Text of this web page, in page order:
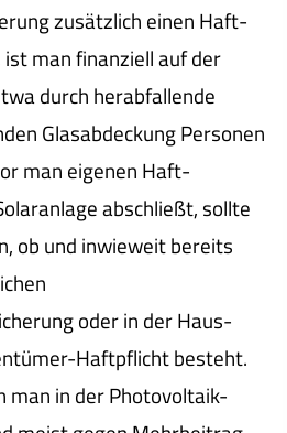
zusätzlich einen Haft­
man finanziell auf der
durch herabfallende
Glasabdeckung Per­sonen
man eigenen Haft­
abschließt, sollte
ob und inwieweit bereits
oder in der Haus-
Haft­pflicht besteht.
man in der Photovoltaik-